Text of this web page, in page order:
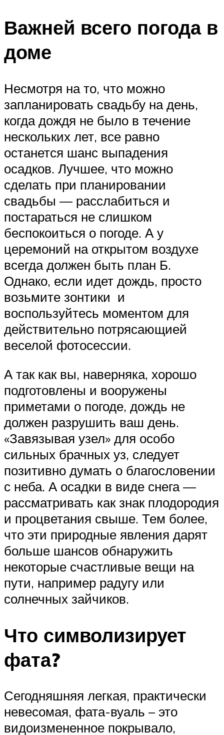
Важней всего погода в
доме
Несмотря на то, что можно
запланировать свадьбу на день,
когда дождя не было в течение
нескольких лет, все равно
останется шанс выпадения
осадков. Лучшее, что можно
сделать при планировании
свадьбы — расслабиться и
постараться не слишком
беспокоиться о погоде. А у
церемоний на открытом воздухе
всегда должен быть план Б.
Однако, если идет дождь, просто
возьмите зонтики и
воспользуйтесь моментом для
действительно потрясающией
веселой фотосессии.
А так как вы, наверняка, хорошо
подготовлены и вооружены
приметами о погоде, дождь не
должен разрушить ваш день.
«Завязывая узел» для особо
сильных брачных уз, следует
позитивно думать о благословении
с неба. А осадки в виде снега —
рассматривать как знак плодородия
и процветания свыше. Тем более,
что эти природные явления дарят
больше шансов обнаружить
некоторые счастливые вещи на
пути, например радугу или
солнечных зайчиков.
Что символизирует
фата?
Сегодняшняя легкая, практически
невесомая, фата-вуаль – это
видоизмененное покрывало,